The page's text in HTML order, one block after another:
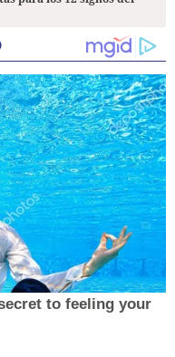
to feeling your